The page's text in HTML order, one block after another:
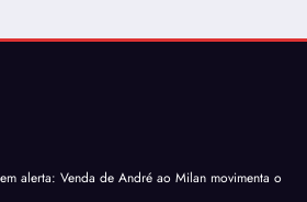
alerta: Venda de André ao Milan movimenta o